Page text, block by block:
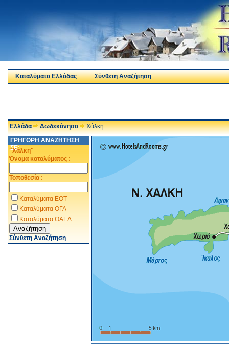
Καταλύματα Ελλάδας Σύνθετη Αναζήτηση
Ελλάδα Δωδεκάνησα
Χάλκη
ΓΡΗΓΟΡΗ ΑΝΑΖΗΤΗΣΗ
ΣΕ:
"Χάλκη"
Όνομα καταλύματος :
Τοποθεσία :
Καταλύματα ΕΟΤ
Καταλύματα ΟΓΑ
Καταλύματα ΟΑΕΔ
Σύνθετη Αναζήτηση